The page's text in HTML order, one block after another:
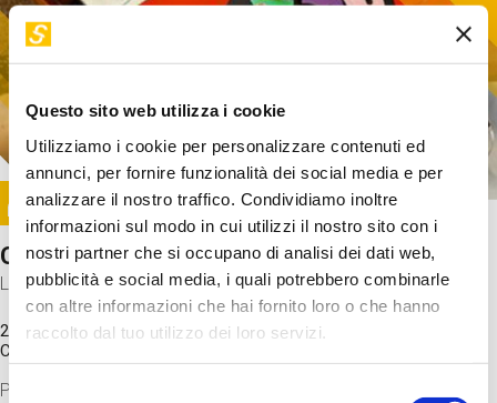
Questo sito web utilizza i cookie
Utilizziamo i cookie per personalizzare contenuti ed
annunci, per fornire funzionalità dei social media e per
analizzare il nostro traffico. Condividiamo inoltre
informazioni sul modo in cui utilizzi il nostro sito con i
nostri partner che si occupano di analisi dei dati web,
pubblicità e social media, i quali potrebbero combinarle
con altre informazioni che hai fornito loro o che hanno
raccolto dal tuo utilizzo dei loro servizi.
Selezione
Image
SUNDAY@STEP
Come funziona il cervello?
Laboratorio
20 Set 2026 / 11:15 - 13:00
Costo
Proveremo a costruire un cervello in cartoncino cercando di